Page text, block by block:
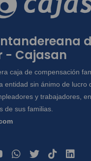
- Cajasan
caja de compensación
entidad sin ánimo de lucro
y trabajadores,
de sus familias.